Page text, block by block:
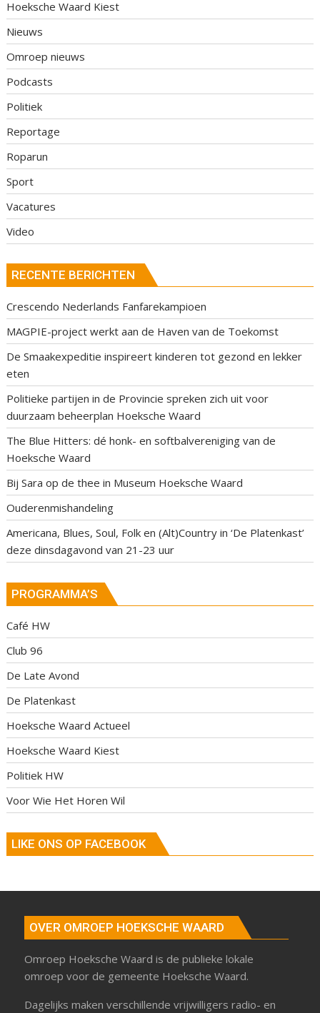
Hoeksche Waard Kiest
Nieuws
Omroep nieuws
Podcasts
Politiek
Reportage
Roparun
Sport
Vacatures
Video
RECENTE BERICHTEN
Crescendo Nederlands Fanfarekampioen
MAGPIE-project werkt aan de Haven van de Toekomst
De Smaakexpeditie inspireert kinderen tot gezond en lekker
eten
Politieke partijen in de Provincie spreken zich uit voor
duurzaam beheerplan Hoeksche Waard
The Blue Hitters: dé honk- en softbalvereniging van de
Hoeksche Waard
Bij Sara op de thee in Museum Hoeksche Waard
Ouderenmishandeling
Americana, Blues, Soul, Folk en (Alt)Country in ‘De Platenkast’
deze dinsdagavond van 21-23 uur
PROGRAMMA’S
Café HW
Club 96
De Late Avond
De Platenkast
Hoeksche Waard Actueel
Hoeksche Waard Kiest
Politiek HW
Voor Wie Het Horen Wil
LIKE ONS OP FACEBOOK
OVER OMROEP HOEKSCHE WAARD
Omroep Hoeksche Waard is de publieke lokale
omroep voor de gemeente Hoeksche Waard.
Dagelijks maken verschillende vrijwilligers radio- en